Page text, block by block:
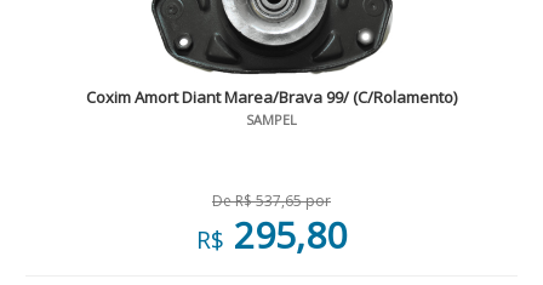
Coxim Amort Diant Marea/Brava 99/ (C/Rolamento)
SAMPEL
De R$ 537,65 por
R$ 295,80